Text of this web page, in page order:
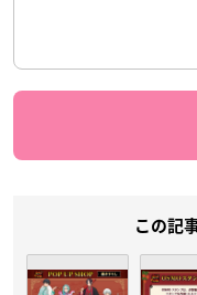
この記